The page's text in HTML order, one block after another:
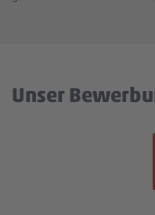
Unser